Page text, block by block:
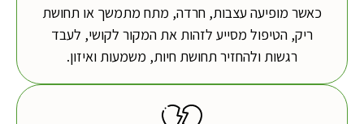
כאשר מופיעה עצבות, חרדה, מתח מתמשך או תחושת
ריק, הטיפול מסייע לזהות את המקור לקושי, לעבד
רגשות ולהחזיר תחושת חיות, משמעות ואיזון.